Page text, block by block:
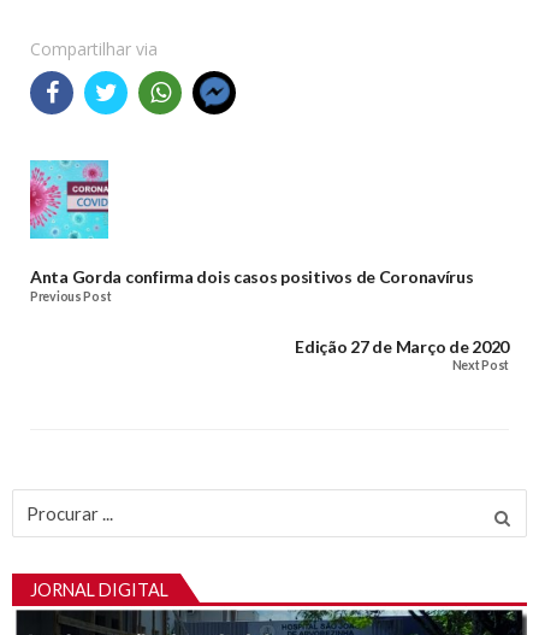
Compartilhar via
Anta Gorda confirma dois casos positivos de Coronavírus
Previous Post
Edição 27 de Março de 2020
Next Post
JORNAL DIGITAL